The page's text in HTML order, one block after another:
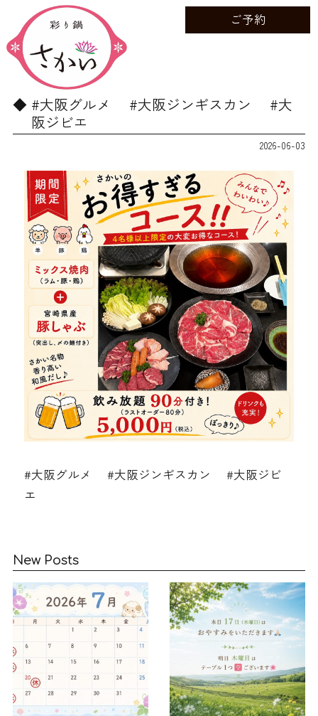
ご予約
#大阪グルメ #大阪ジンギスカン #大
阪ジビエ
2026-06-03
#大阪グルメ #大阪ジンギスカン #大阪ジビ
エ
New Posts